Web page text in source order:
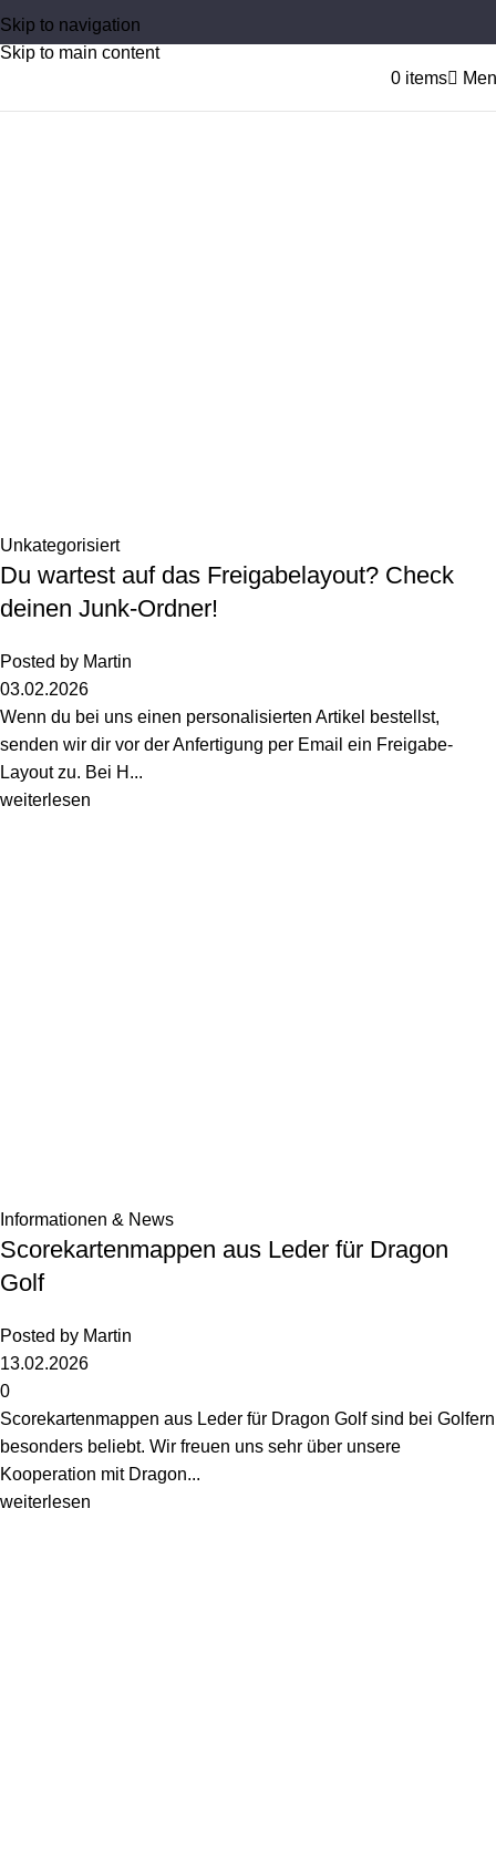
Skip to navigation
Skip to main content
0 items
Unkategorisiert
Du wartest auf das Freigabelayout? Check
deinen Junk-Ordner!
Posted by Martin
03.02.2026
Wenn du bei uns einen personalisierten Artikel bestellst,
senden wir dir vor der Anfertigung per Email ein Freigabe-
Layout zu. Bei H...
weiterlesen
Informationen & News
Scorekartenmappen aus Leder für Dragon
Golf
Posted by Martin
13.02.2026
0
Scorekartenmappen aus Leder für Dragon Golf sind bei Golfern
besonders beliebt. Wir freuen uns sehr über unsere
Kooperation mit Dragon...
weiterlesen